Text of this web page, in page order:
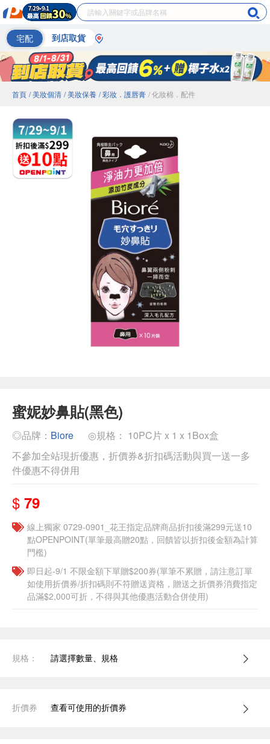
宅配 到店取貨
首頁 / 美妝個清 / 美妝保養 / 彩妝．護唇膏 / 化妝棉．配件
蜜妮妙鼻貼(黑色)
◎品牌： Biore
◎規格： 10PC片 x 1 x 1Box盒
不參加全站現折優惠，折價券&折扣碼活動與買一送一多
件優惠不得併用
$ 79
線上獨家 0729-0901_花王指定品牌商品折扣後滿299元送10
點OPENPOINT(單筆最高贈20點，回饋皆以折扣後金額為計算
門檻)
即日起-9/1 不限金額下單贈$200券(單筆不累贈，請注意訂單
如使用折價券/折扣碼則不符贈送資格，贈送之折價券消費指定
品滿$2,000可折，不得與其他優惠活動合併使用)
規格： 請選擇數量、規格
折價券 查看可使用的折價券